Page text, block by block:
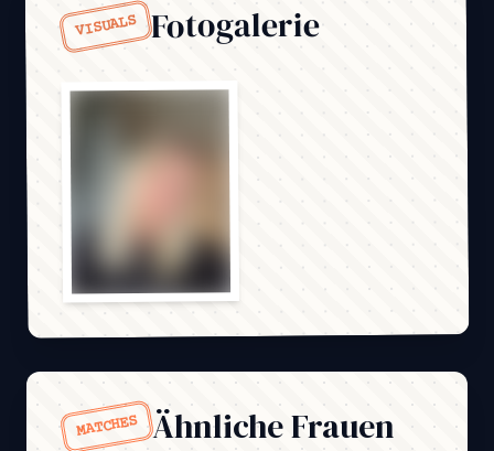
VISUALS Fotogalerie
MATCHES Ähnliche Frauen